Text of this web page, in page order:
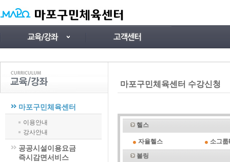
마포구민체육센터
이용안내
강사안내
공공시설이용요금
즉시감면서비스
마포구민체육센터 수강신청
헬스
자율헬스
소그룹
볼링